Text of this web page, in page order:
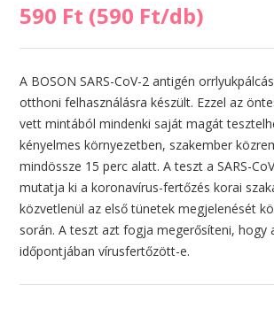
590 Ft (590 Ft/db)
A BOSON SARS-CoV-2 antigén
otthoni felhasználásra készült. Ezzel az
vett mintából mindenki saját magát
kényelmes környezetben, szakember
mindössze 15 perc alatt. A teszt a SARS-
mutatja ki a koronavírus-fertőzés korai
közvetlenül az első tünetek megjelenését
során. A teszt azt fogja megerősíteni, hogy
időpontjában vírusfertőzött-e.